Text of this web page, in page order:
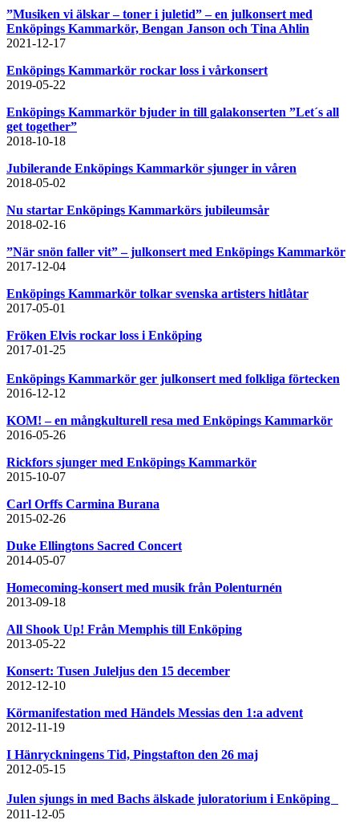
”Musiken vi älskar – toner i juletid” – en julkonsert med
Enköpings Kammarkör, Bengan Janson och Tina Ahlin
2021-12-17
Enköpings Kammarkör rockar loss i vårkonsert
2019-05-22
Enköpings Kammarkör bjuder in till galakonserten ”Let´s all
get together”
2018-10-18
Jubilerande Enköpings Kammarkör sjunger in våren
2018-05-02
Nu startar Enköpings Kammarkörs jubileumsår
2018-02-16
”När snön faller vit” – julkonsert med Enköpings Kammarkör
2017-12-04
Enköpings Kammarkör tolkar svenska artisters hitlåtar
2017-05-01
Fröken Elvis rockar loss i Enköping
2017-01-25
Enköpings Kammarkör ger julkonsert med folkliga förtecken
2016-12-12
KOM! – en mångkulturell resa med Enköpings Kammarkör
2016-05-26
Rickfors sjunger med Enköpings Kammarkör
2015-10-07
Carl Orffs Carmina Burana
2015-02-26
Duke Ellingtons Sacred Concert
2014-05-07
Homecoming-konsert med musik från Polenturnén
2013-09-18
All Shook Up! Från Memphis till Enköping
2013-05-22
Konsert: Tusen Juleljus den 15 december
2012-12-10
Körmanifestation med Händels Messias den 1:a advent
2012-11-19
I Hänryckningens Tid, Pingstafton den 26 maj
2012-05-15
Julen sjungs in med Bachs älskade juloratorium i Enköping
2011-12-05